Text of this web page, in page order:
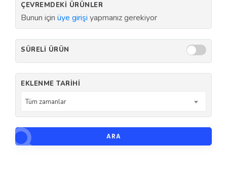
ÇEVREMDEKI ÜRÜNLER
Bunun için üye girişi yapmanız gerekiyor
SÜRELI ÜRÜN
EKLENME TARIHI
Tüm zamanlar
ARA